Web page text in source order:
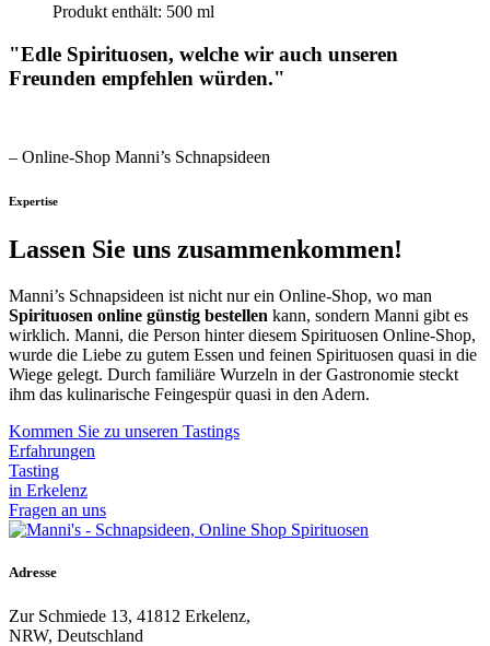
Produkt enthält: 500 ml
"Edle Spirituosen, welche wir auch unseren
Freunden empfehlen würden."
– Online-Shop Manni’s Schnapsideen
Expertise
Lassen Sie uns zusammenkommen!​
Manni’s Schnapsideen ist nicht nur ein Online-Shop, wo man
Spirituosen online günstig bestellen kann, sondern Manni gibt es
wirklich. Manni, die Person hinter diesem Spirituosen Online-Shop,
wurde die Liebe zu gutem Essen und feinen Spirituosen quasi in die
Wiege gelegt. Durch familiäre Wurzeln in der Gastronomie steckt
ihm das kulinarische Feingespür quasi in den Adern.
Kommen Sie zu unseren Tastings
Erfahrungen
Tasting
in Erkelenz
Fragen an uns
Adresse
Zur Schmiede 13, 41812 Erkelenz,
NRW, Deutschland